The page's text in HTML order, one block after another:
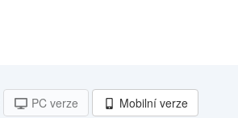
PC verze Mobilní verze